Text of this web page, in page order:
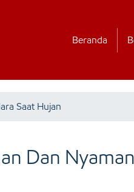
Beranda
Saat Hujan
Dan